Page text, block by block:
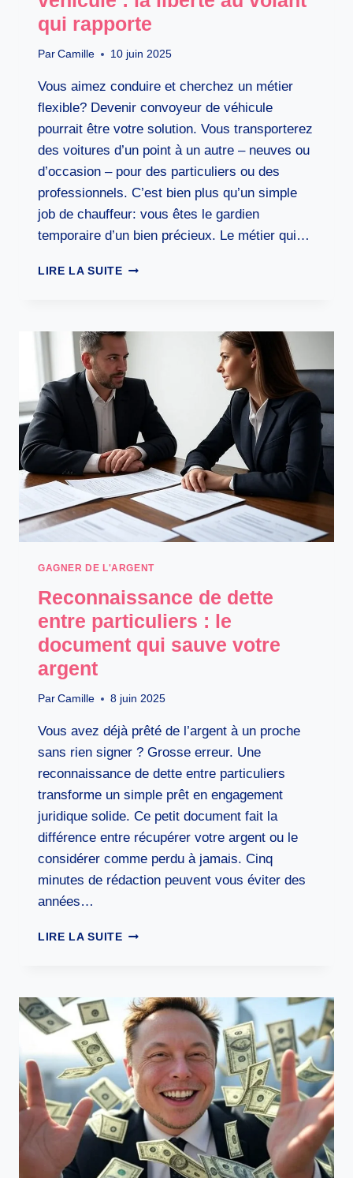
qui rapporte
Par Camille 10 juin 2025
Vous aimez conduire et cherchez un métier
flexible? Devenir convoyeur de véhicule
pourrait être votre solution. Vous transporterez
des voitures d’un point à un autre – neuves ou
d’occasion – pour des particuliers ou des
professionnels. C’est bien plus qu’un simple
job de chauffeur: vous êtes le gardien
temporaire d’un bien précieux. Le métier qui…
LIRE LA SUITEDEVENIR
:
LA
LIBERTÉ
AU
VOLANT
RAPPORTE
GAGNER DE L'ARGENT
Reconnaissance de dette
entre particuliers : le
document qui sauve votre
argent
Par Camille 8 juin 2025
Vous avez déjà prêté de l’argent à un proche
sans rien signer ? Grosse erreur. Une
reconnaissance de dette entre particuliers
transforme un simple prêt en engagement
juridique solide. Ce petit document fait la
différence entre récupérer votre argent ou le
considérer comme perdu à jamais. Cinq
minutes de rédaction peuvent vous éviter des
années…
LIRE LA SUITERECONNAISSANCE
PARTICULIERS
:
LE
DOCUMENT
QUI
SAUVE
VOTRE
ARGENT